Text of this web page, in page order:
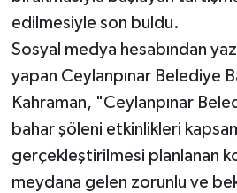
edilmesiyle son buldu.
Sosyal medya hesabından
yapan Ceylanpınar Belediye
Kahraman, "Ceylanpınar
bahar şöleni etkinlikleri
gerçekleştirilmesi planlanan
meydana gelen zorunlu ve